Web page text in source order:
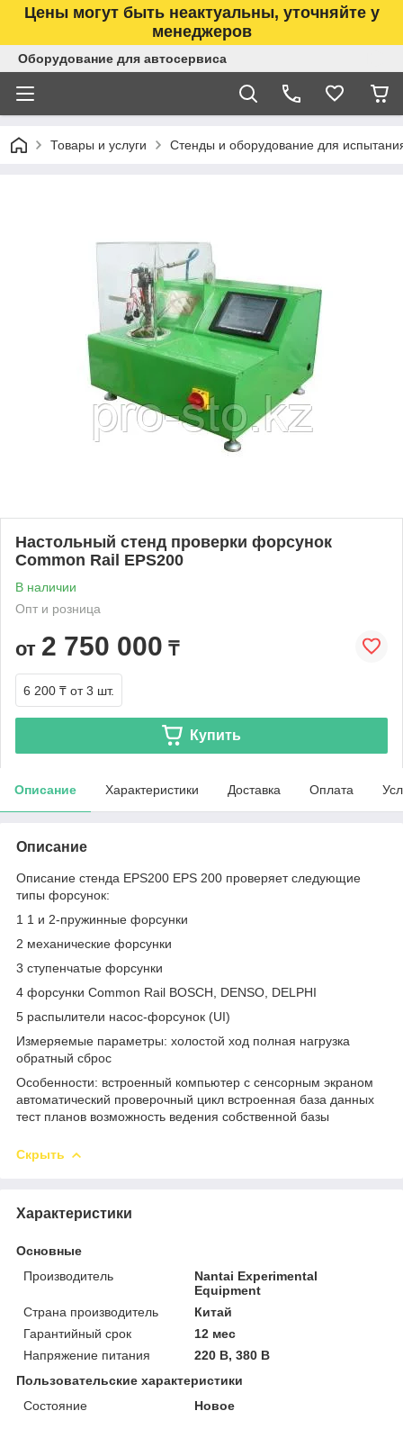
Цены могут быть неактуальны, уточняйте у
менеджеров
Оборудование для автосервиса
Товары и услуги Стенды и оборудование для
Настольный стенд проверки форсунок
Common Rail EPS200
В наличии
Опт и розница
от 2 750 000 ₸
6 200 ₸ от 3 шт.
Купить
Описание Характеристики Доставка Оплата
Описание
Описание стенда EPS200 EPS 200 проверяет следующие
типы форсунок:
1 1 и 2-пружинные форсунки
2 механические форсунки
3 ступенчатые форсунки
4 форсунки Common Rail BOSCH, DENSO, DELPHI
5 распылители насос-форсунок (UI)
Измеряемые параметры: холостой ход полная нагрузка
обратный сброс
Особенности: встроенный компьютер с сенсорным экраном
автоматический проверочный цикл встроенная база данных
тест планов возможность ведения собственной базы
Скрыть
Характеристики
Основные
Производитель
Nantai Experimental
Equipment
Страна производитель
Китай
Гарантийный срок
12 мес
Напряжение питания
220 В, 380 В
Пользовательские характеристики
Состояние
Новое